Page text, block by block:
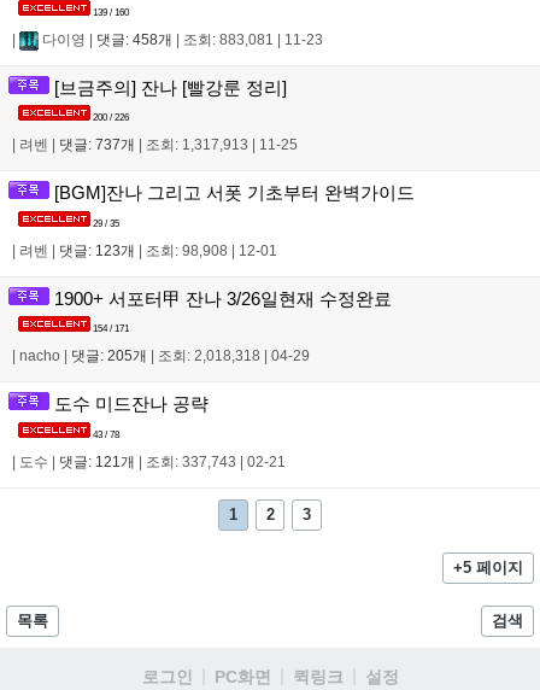
139 / 160
다이영 댓글: 458개 조회: 883,081 11-23
[브금주의] 잔나 [빨강룬 정리]
200 / 226
려벤 댓글: 737개 조회: 1,317,913 11-25
[BGM]잔나 그리고 서폿 기초부터 완벽가이드
29 / 35
| 려벤 | 댓글: 123개 | 조회: 98,908 | 12-01
1900+ 서포터甲 잔나 3/26일현재 수정완료
154 / 171
nacho 댓글: 205개 조회: 2,018,318 04-29
도수 미드잔나 공략
43 / 78
| 도수 | 댓글: 121개 | 조회: 337,743 | 02-21
1 2 3
+5 페이지
목록 검색
로그인 PC화면 퀵링크 설정